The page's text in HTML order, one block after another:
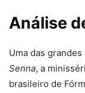
Análise
Uma das
Senna, a
brasileiro de